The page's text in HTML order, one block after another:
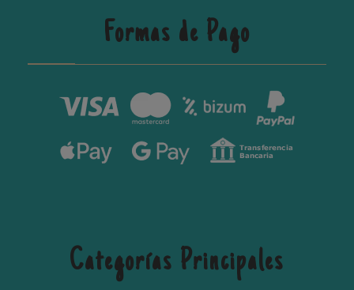
Formas de Pago
Categorías Principales